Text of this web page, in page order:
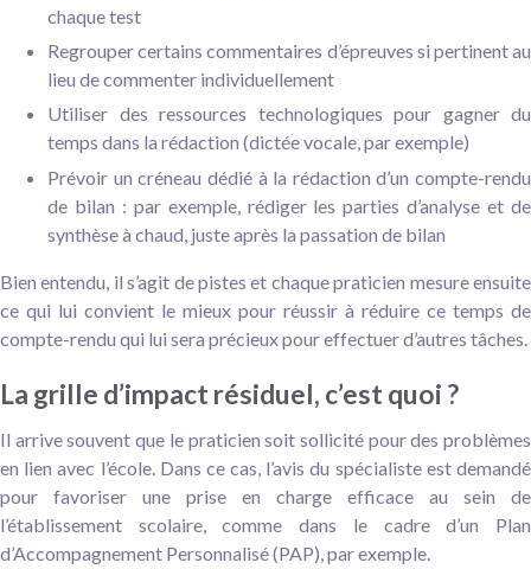
chaque test
Regrouper certains commentaires d’épreuves si pertinent au
lieu de commenter individuellement
Utiliser des ressources technologiques pour gagner du
temps dans la rédaction (dictée vocale, par exemple)
Prévoir un créneau dédié à la rédaction d’un compte-rendu
de bilan : par exemple, rédiger les parties d’analyse et de
synthèse à chaud, juste après la passation de bilan
Bien entendu, il s’agit de pistes et chaque praticien mesure ensuite
ce qui lui convient le mieux pour réussir à réduire ce temps de
compte-rendu qui lui sera précieux pour effectuer d’autres tâches.
La grille d’impact résiduel, c’est quoi ?
Il arrive souvent que le praticien soit sollicité pour des problèmes
en lien avec l’école. Dans ce cas, l’avis du spécialiste est demandé
pour favoriser une prise en charge efficace au sein de
l’établissement scolaire, comme dans le cadre d’un Plan
d’Accompagnement Personnalisé (PAP), par exemple.